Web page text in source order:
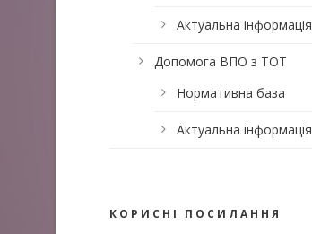
Актуальна інформація
Допомога ВПО з ТОТ
Нормативна база
Актуальна інформація
КОРИСНІ ПОСИЛАННЯ